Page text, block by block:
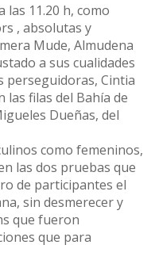
11.20 h, como
, absolutas y
Mude, Almudena
a sus cualidades
perseguidoras, Cintia
las filas del Bahía de
Dueñas, del
como femeninos,
las dos pruebas que
de participantes el
sin desmerecer y
que fueron
que para